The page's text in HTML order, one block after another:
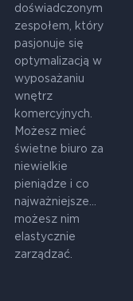
doświadczonym
zespołem, który
pasjonuje się
optymalizacją w
wyposażaniu
wnętrz
komercyjnych.
Możesz mieć
świetne biuro za
niewielkie
pieniądze i co
najważniejsze...
możesz nim
elastycznie
zarządzać.